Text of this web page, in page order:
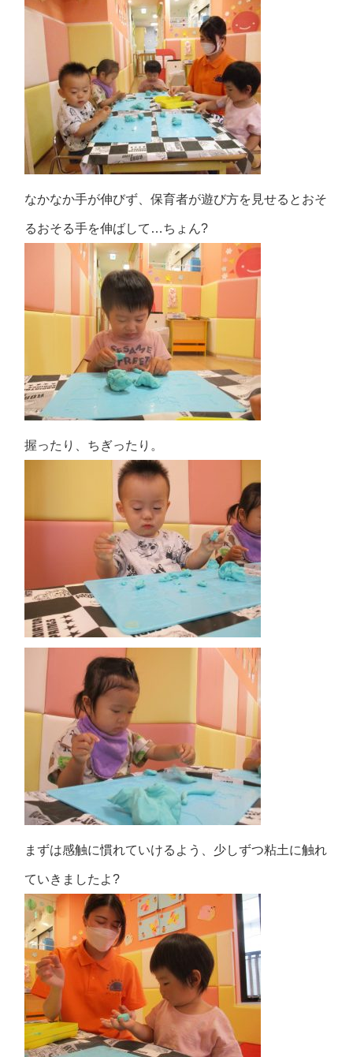
なかなか手が伸びず、保育者が遊び方を見せるとおそ
るおそる手を伸ばして…ちょん?
握ったり、ちぎったり。
まずは感触に慣れていけるよう、少しずつ粘土に触れ
ていきましたよ?